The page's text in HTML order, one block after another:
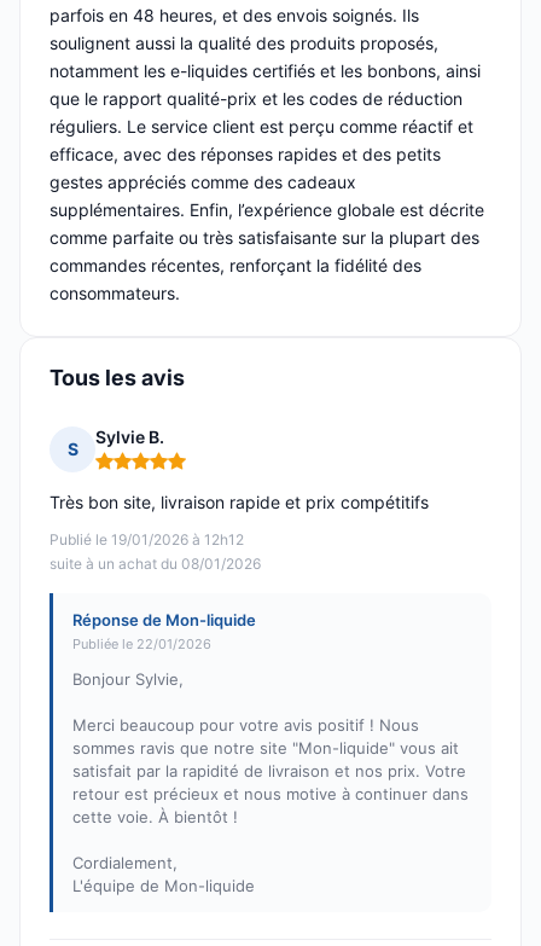
parfois en 48 heures, et des envois soignés. Ils
soulignent aussi la qualité des produits proposés,
notamment les e-liquides certifiés et les bonbons, ainsi
que le rapport qualité-prix et les codes de réduction
réguliers. Le service client est perçu comme réactif et
efficace, avec des réponses rapides et des petits
gestes appréciés comme des cadeaux
supplémentaires. Enfin, l’expérience globale est décrite
comme parfaite ou très satisfaisante sur la plupart des
commandes récentes, renforçant la fidélité des
consommateurs.
Tous les avis
S
Sylvie B.
Note : 5 sur 5
Publié le 19/01/2026 à 12h12
suite à un achat du 08/01/2026
Très bon site, livraison rapide et prix compétitifs
Réponse de Mon-liquide
Publiée le 22/01/2026
Bonjour Sylvie,
Merci beaucoup pour votre avis positif ! Nous
sommes ravis que notre site "Mon-liquide" vous ait
satisfait par la rapidité de livraison et nos prix. Votre
retour est précieux et nous motive à continuer dans
cette voie. À bientôt !
Cordialement,
L'équipe de Mon-liquide